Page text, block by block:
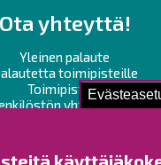
Ota yhteyttä!
Yleinen palaute
toimipisteille
Toimipisteet
yhteystiedot